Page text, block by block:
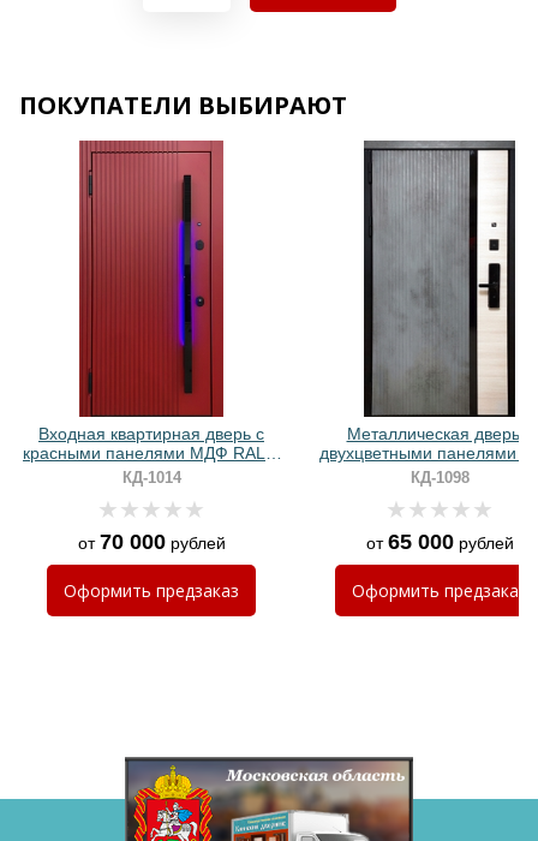
Хочу такую
Хочу такую
Хочу такую
Хочу такую
ПОКУПАТЕЛИ ВЫБИРАЮТ
Входная квартирная дверь с
красными панелями МДФ RAL и
бугельной ручкой с подсветкой
КД-1014
от70 000рублей
Оформить предзаказ
Металлическая дверь с
двухцветными панелями
ПВХ и биометрическим
КД-1098
от65 000рублей
Оформить предзаказ